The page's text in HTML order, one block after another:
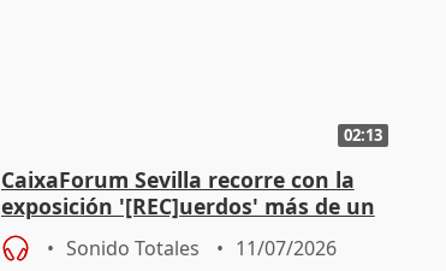
02:13
CaixaForum Sevilla recorre con la
exposición '[REC]uerdos' más de un
siglo de cine doméstico
Sonido Totales 11/07/2026